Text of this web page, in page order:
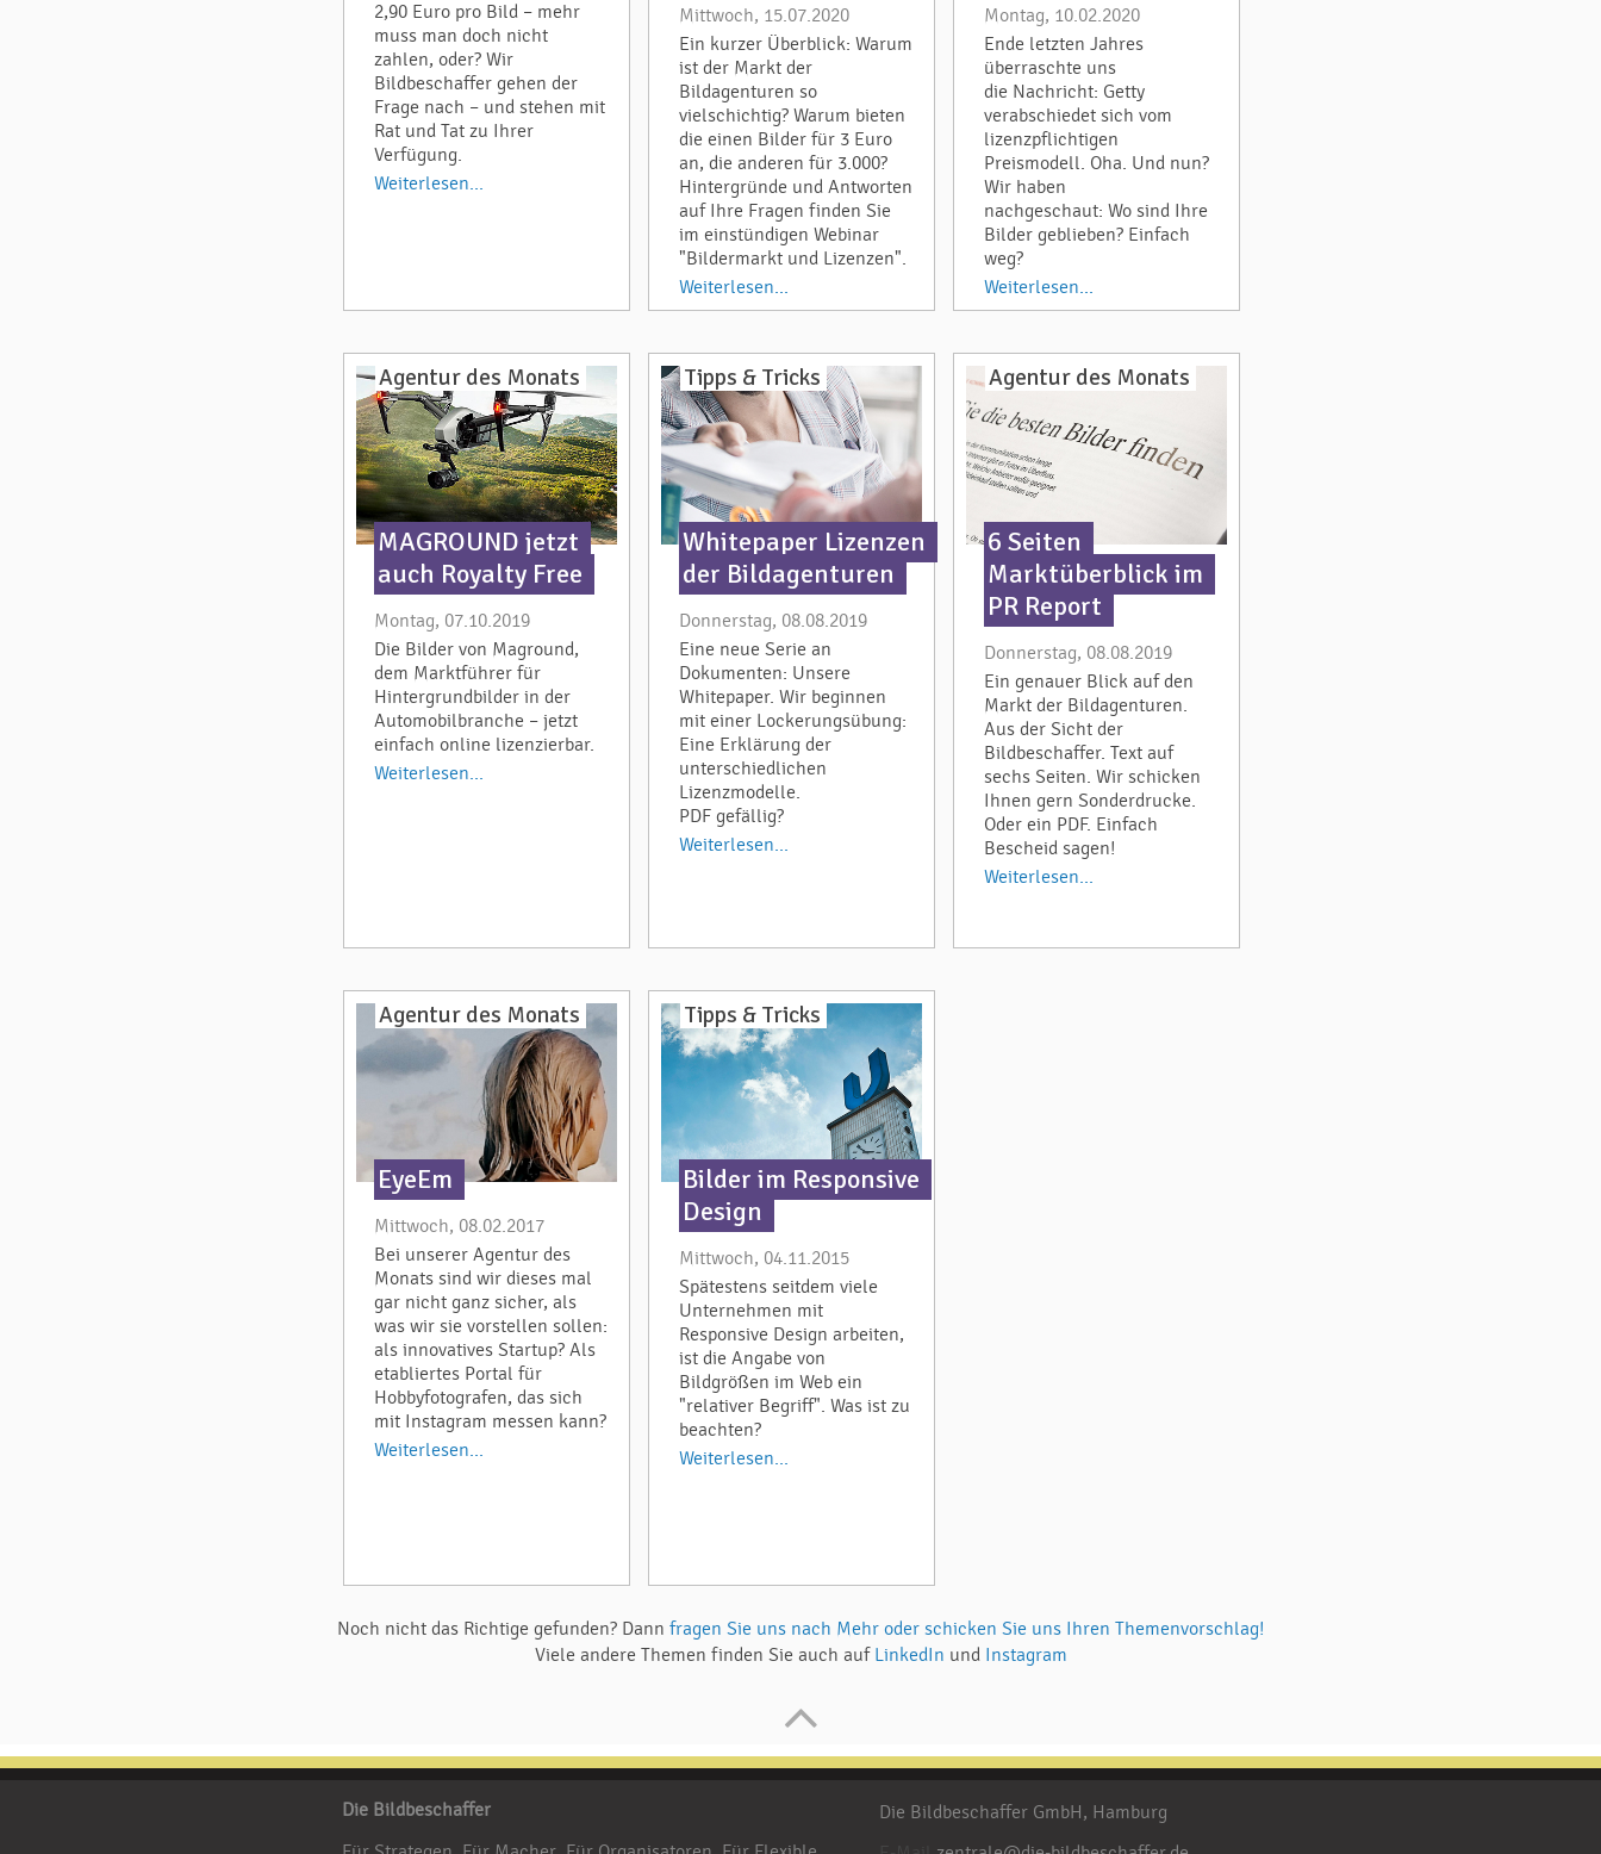
2,90 Euro pro Bild – mehr
muss man doch nicht
zahlen, oder? Wir
Bildbeschaffer gehen der
Frage nach – und stehen mit
Rat und Tat zu Ihrer
Verfügung.
Weiterlesen...
Mittwoch, 15.07.2020
Ein kurzer Überblick: Warum
ist der Markt der
Bildagenturen so
vielschichtig? Warum bieten
die einen Bilder für 3 Euro
an, die anderen für 3.000?
Hintergründe und Antworten
auf Ihre Fragen finden Sie
im einstündigen Webinar
"Bildermarkt und Lizenzen".
Weiterlesen...
Montag, 10.02.2020
Ende letzten Jahres
überraschte uns
die Nachricht: Getty
verabschiedet sich vom
lizenzpflichtigen
Preismodell. Oha. Und nun?
Wir haben
nachgeschaut: Wo sind Ihre
Bilder geblieben? Einfach
weg?
Weiterlesen...
Agentur des Monats
MAGROUND jetzt
auch Royalty Free
Montag, 07.10.2019
Die Bilder von Maground,
dem Marktführer für
Hintergrundbilder in der
Automobilbranche – jetzt
einfach online lizenzierbar.
Weiterlesen...
Tipps & Tricks
Whitepaper Lizenzen
der Bildagenturen
Donnerstag, 08.08.2019
Eine neue Serie an
Dokumenten: Unsere
Whitepaper. Wir beginnen
mit einer Lockerungsübung:
Eine Erklärung der
unterschiedlichen
Lizenzmodelle.
PDF gefällig?
Weiterlesen...
Agentur des Monats
6 Seiten
Marktüberblick im
PR Report
Donnerstag, 08.08.2019
Ein genauer Blick auf den
Markt der Bildagenturen.
Aus der Sicht der
Bildbeschaffer. Text auf
sechs Seiten. Wir schicken
Ihnen gern Sonderdrucke.
Oder ein PDF. Einfach
Bescheid sagen!
Weiterlesen...
Agentur des Monats
EyeEm
Mittwoch, 08.02.2017
Bei unserer Agentur des
Monats sind wir dieses mal
gar nicht ganz sicher, als
was wir sie vorstellen sollen:
als innovatives Startup? Als
etabliertes Portal für
Hobbyfotografen, das sich
mit Instagram messen kann?
Weiterlesen...
Tipps & Tricks
Bilder im Responsive
Design
Mittwoch, 04.11.2015
Spätestens seitdem viele
Unternehmen mit
Responsive Design arbeiten,
ist die Angabe von
Bildgrößen im Web ein
"relativer Begriff". Was ist zu
beachten?
Weiterlesen...
Noch nicht das Richtige gefunden? Dann fragen Sie uns nach Mehr oder schicken Sie uns Ihren Themenvorschlag!
Viele andere Themen finden Sie auch auf LinkedIn und Instagram
Die Bildbeschaffer
Die Bildbeschaffer GmbH, Hamburg